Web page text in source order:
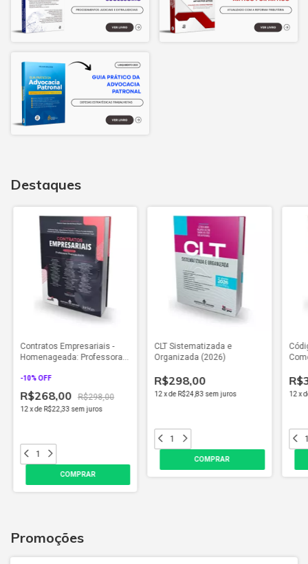
Destaques
Contratos Empresariais -
Homenageada: Professora
-10% OFF
R$268,00 R$298,00
12xde R$22,33 sem juros
CLT Sistematizada e
Organizada (2026)
R$298,00
12 xde R$24,83 sem juros 12x
Promoções